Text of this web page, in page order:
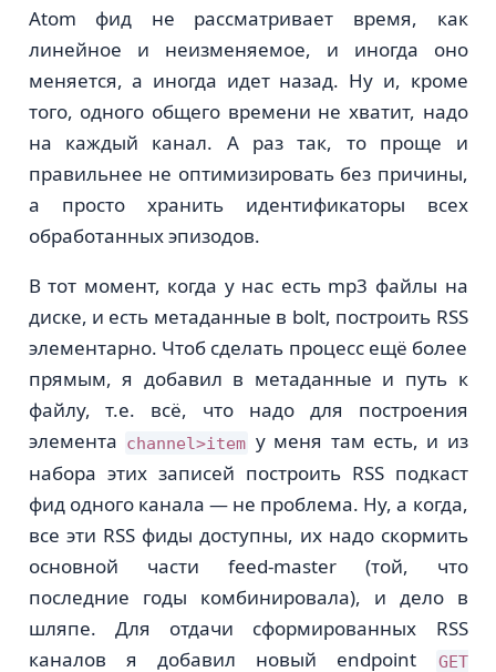
Atom фид не рассматривает время, как
линейное и неизменяемое, и иногда оно
меняется, а иногда идет назад. Ну и, кроме
того, одного общего времени не хватит, надо
на каждый канал. А раз так, то проще и
правильнее не оптимизировать без причины,
а просто хранить идентификаторы всех
обработанных эпизодов.
В тот момент, когда у нас есть mp3 файлы на
диске, и есть метаданные в bolt, построить RSS
элементарно. Чтоб сделать процесс ещё более
прямым, я добавил в метаданные и путь к
файлу, т.е. всё, что надо для построения
элемента channel>item у меня там есть, и из
набора этих записей построить RSS подкаст
фид одного канала — не проблема. Ну, а когда,
все эти RSS фиды доступны, их надо скормить
основной части feed-master (той, что
последние годы комбинировала), и дело в
шляпе. Для отдачи сформированных RSS
каналов я добавил новый endpoint
GET